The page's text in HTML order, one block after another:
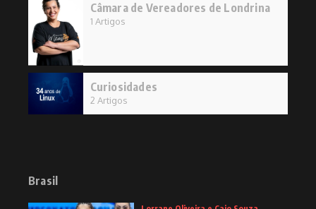
Câmara de Vereadores de Londrina
1 Artigos
Curiosidades
2 Artigos
Brasil